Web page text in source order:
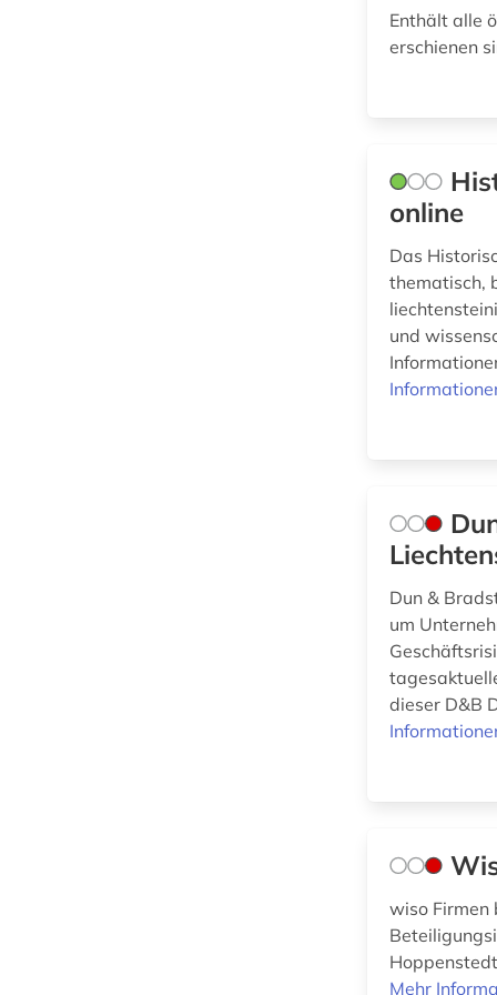
Enthält alle
erschienen
online
Das
thematisch,
und
Dun &
um
dieser D&B
wiso Firmen
Mehr